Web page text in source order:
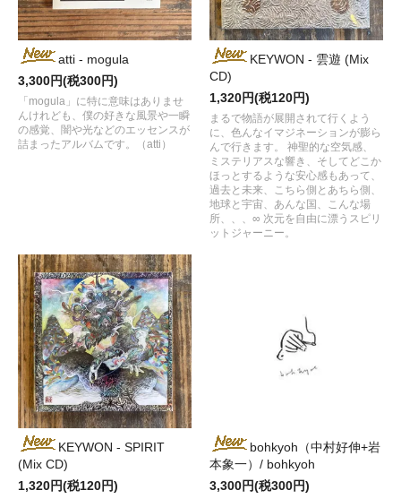
atti - mogula
3,300円(税300円)
「mogula」に特に意味はありませ
んけれども、僕の好きな風景や一瞬
の感覚、闇や光などのエッセンスが
詰まったアルバムです。（atti）
KEYWON - 雲遊 (Mix
CD)
1,320円(税120円)
まるで物語が展開されて行くよう
に、色んなイマジネーションが膨ら
んで行きます。 神聖的な空気感、
ミステリアスな響き、そしてどこか
ほっとするような安心感もあって、
過去と未来、こちら側とあちら側、
地球と宇宙、あんな国、こんな場
所、、、∞ 次元を自由に漂うスピリ
ットジャーニー。
KEYWON - SPIRIT
(Mix CD)
1,320円(税120円)
bohkyoh（中村好伸+岩
本象一）/ bohkyoh
3,300円(税300円)